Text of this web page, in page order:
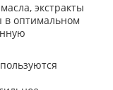
экстракты
в оптимальном